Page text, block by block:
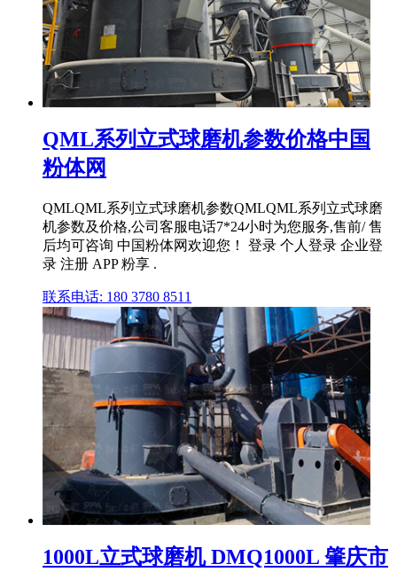
QML系列立式球磨机参数价格中国
粉体网
QMLQML系列立式球磨机参数QMLQML系列立式球磨
机参数及价格,公司客服电话7*24小时为您服务,售前/ 售
后均可咨询 中国粉体网欢迎您！ 登录 个人登录 企业登
录 注册 APP 粉享 .
联系电话: 180 3780 8511
1000L立式球磨机 DMQ1000L 肇庆市